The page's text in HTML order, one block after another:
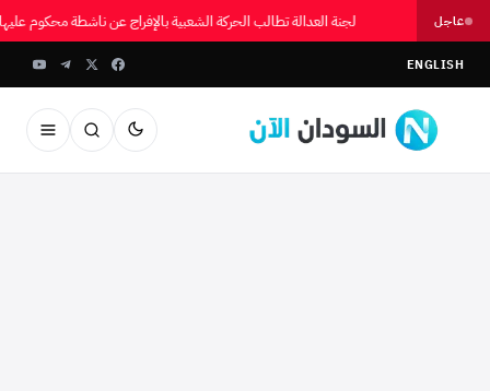
عاجل لجنة العدالة تطالب الحركة الشعبية بالإفراج عن ناشطة محكوم
ENGLISH